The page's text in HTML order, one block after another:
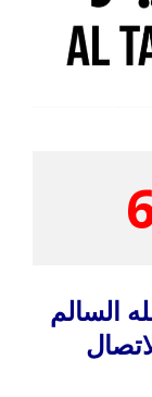
السالم